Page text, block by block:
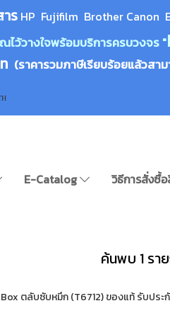
ร HP Fujifilm Brother Canon
ว้วางใจพร้อมบริการครบวงจร "
(ราคารวมภาษีเรียบร้อยแล้วสา
E-Catalog วิธีการสั่งซื้
ค้นพบ 1 รา
ตลับซับหมึก (T6712) ของแท้ รับประ